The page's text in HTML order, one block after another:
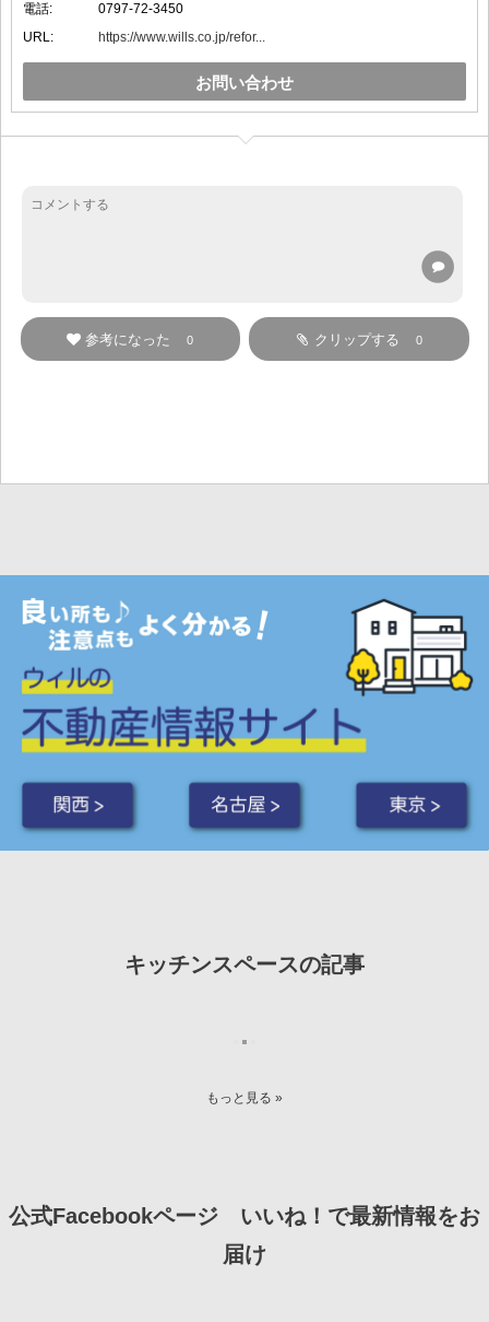
電話:
0797-72-3450
URL:
https://www.wills.co.jp/refor...
お問い合わせ
クリップする 0
参考になった 0
関西 > 名古屋 > 東京 >
キッチンスペースの記事